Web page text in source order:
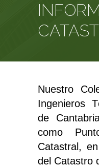
Nuestro
Ingenieros
de
como
Catastral,
del Catastro